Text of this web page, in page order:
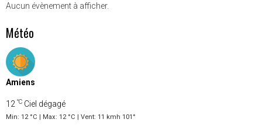
Aucun évènement à afficher.
Météo
Amiens
12 °C Ciel dégagé
Min: 12 °C | Max: 12 °C | Vent: 11 kmh 101°